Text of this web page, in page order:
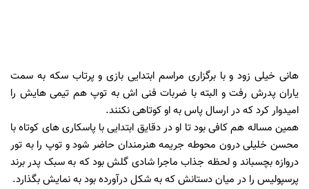
هانی خیلی زود و با برگزاری مراسم ابتدایی بازی و پرتاب سکه به سمت
یاران پدرش رفت و البته با ضربات فنی اش به توپ هم تیمی هایش را
امیدوار کرد که در ارسال پاس به او کوتاهی نکنند.
همین مساله هم کافی بود تا او در دقایق ابتدایی با پاسکاری های کوتاه با
محسن خلیلی درون محوطه جریمه هنرمندان حاضر شود و توپ را به تور
دروازه بچسباند و لحظه جذاب ماجرا شادی گلش بود که به سبک پدر برند
پرسپولیس را در میان دستانش که به شکل درآورده بود به نمایش بگذارد.